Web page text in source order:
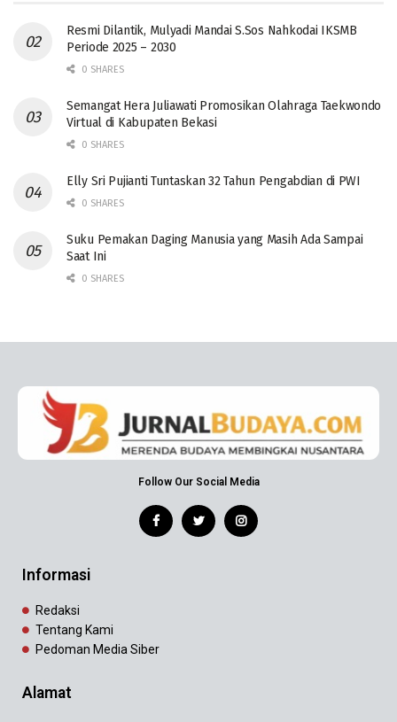
Resmi Dilantik, Mulyadi Mandai S.Sos Nahkodai IKSMB
Periode 2025 – 2030
0 SHARES
Semangat Hera Juliawati Promosikan Olahraga Taekwondo
Virtual di Kabupaten Bekasi
0 SHARES
Elly Sri Pujianti Tuntaskan 32 Tahun Pengabdian di PWI
0 SHARES
‎Suku Pemakan Daging Manusia yang Masih Ada Sampai
Saat Ini
0 SHARES
Follow Our Social Media
Informasi
Redaksi
Tentang Kami
Pedoman Media Siber
Alamat